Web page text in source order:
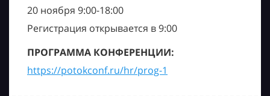
20 ноября 9:00-18:00
Регистрация открывается в 9:00
ПРОГРАММА КОНФЕРЕНЦИИ:
https://potokconf.ru/hr/prog-1